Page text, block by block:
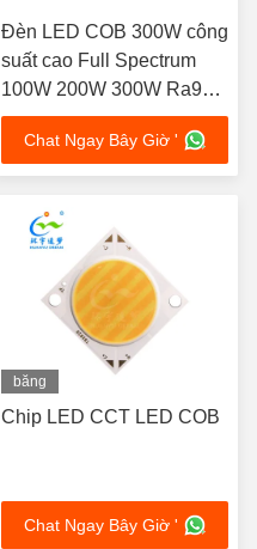
Đèn LED COB 300W công
suất cao Full Spectrum
100W 200W 300W Ra96
TLCI>97
Chat Ngay Bây Giờ '
băng
hình
Chip LED CCT LED COB
Chat Ngay Bây Giờ '